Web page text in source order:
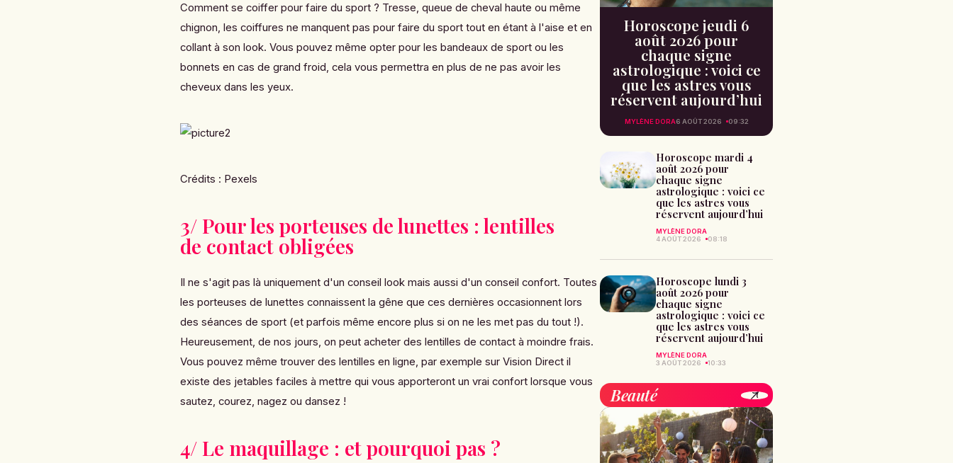
Comment se coiffer pour faire du sport ? Tresse, queue de cheval haute ou même
chignon, les coiffures ne manquent pas pour faire du sport tout en étant à l'aise et en
collant à son look. Vous pouvez même opter pour les bandeaux de sport ou les
bonnets en cas de grand froid, cela vous permettra en plus de ne pas avoir les
cheveux dans les yeux.
Crédits : Pexels
3/ Pour les porteuses de lunettes : lentilles
de contact obligées
Il ne s'agit pas là uniquement d'un conseil look mais aussi d'un conseil confort. Toutes
les porteuses de lunettes connaissent la gêne que ces dernières occasionnent lors
des séances de sport (et parfois même encore plus si on ne les met pas du tout !).
Heureusement, de nos jours, on peut acheter des lentilles de contact à moindre frais.
Vous pouvez même trouver des lentilles en ligne, par exemple sur Vision Direct il
existe des jetables faciles à mettre qui vous apporteront un vrai confort lorsque vous
sautez, courez, nagez ou dansez !
4/ Le maquillage : et pourquoi pas ?
Horoscope jeudi 6
août 2026 pour
chaque signe
astrologique : voici ce
que les astres vous
réservent aujourd’hui
MYLÈNE DORA6 AOÛT 2026 09:32
Horoscope mardi 4
août 2026 pour
chaque signe
astrologique : voici ce
que les astres vous
réservent aujourd’hui
MYLÈNE DORA
4 AOÛT 2026
08:18
Horoscope lundi 3
août 2026 pour
chaque signe
astrologique : voici ce
que les astres vous
réservent aujourd’hui
MYLÈNE DORA
3 AOÛT 2026
10:33
Beauté